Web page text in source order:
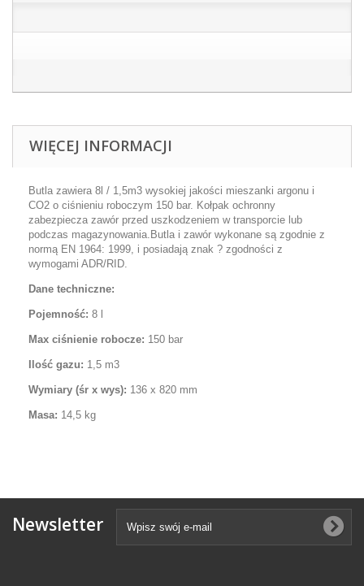
WIĘCEJ INFORMACJI
Butla zawiera 8l / 1,5m3 wysokiej jakości mieszanki argonu i
CO2 o ciśnieniu roboczym 150 bar. Kołpak ochronny
zabezpiecza zawór przed uszkodzeniem w transporcie lub
podczas magazynowania.Butla i zawór wykonane są zgodnie z
normą EN 1964: 1999, i posiadają znak ? zgodności z
wymogami ADR/RID.
Dane techniczne:
Pojemność: 8 l
Max ciśnienie robocze: 150 bar
Ilość gazu: 1,5 m3
Wymiary (śr x wys): 136 x 820 mm
Masa: 14,5 kg
Newsletter